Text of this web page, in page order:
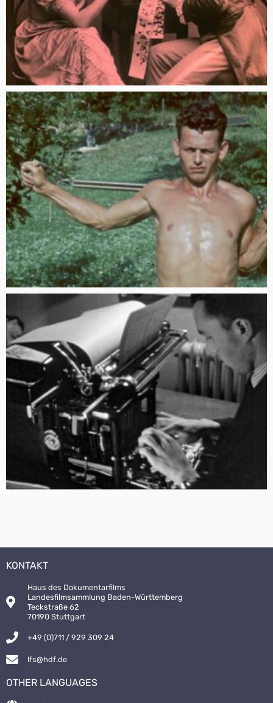
KONTAKT
Haus des Dokumentarfilms
Landesfilmsammlung Baden-Württemberg
Teckstraße 62
70190 Stuttgart
+49 (0)711 / 929 309 24
lfs@hdf.de
OTHER LANGUAGES